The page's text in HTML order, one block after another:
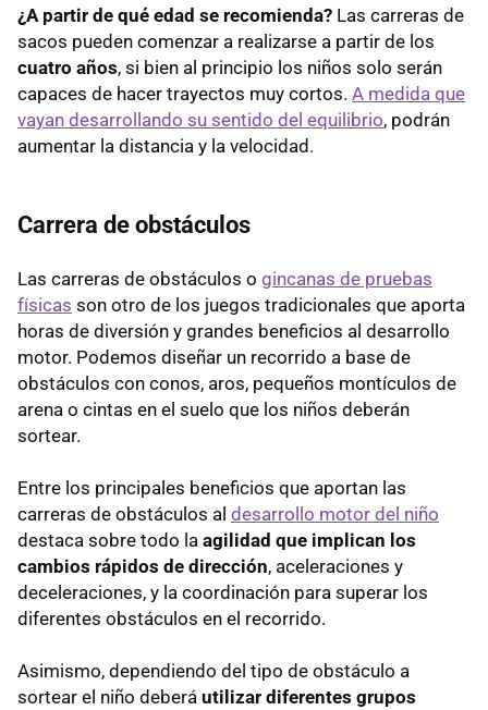
¿A partir de qué edad se recomienda? Las carreras de
sacos pueden comenzar a realizarse a partir de los
cuatro años, si bien al principio los niños solo serán
capaces de hacer trayectos muy cortos. A medida que
vayan desarrollando su sentido del equilibrio, podrán
aumentar la distancia y la velocidad.
Carrera de obstáculos
Las carreras de obstáculos o gincanas de pruebas
físicas son otro de los juegos tradicionales que aporta
horas de diversión y grandes beneficios al desarrollo
motor. Podemos diseñar un recorrido a base de
obstáculos con conos, aros, pequeños montículos de
arena o cintas en el suelo que los niños deberán
sortear.
Entre los principales beneficios que aportan las
carreras de obstáculos al desarrollo motor del niño
destaca sobre todo la agilidad que implican los
cambios rápidos de dirección, aceleraciones y
deceleraciones, y la coordinación para superar los
diferentes obstáculos en el recorrido.
Asimismo, dependiendo del tipo de obstáculo a
sortear el niño deberá utilizar diferentes grupos